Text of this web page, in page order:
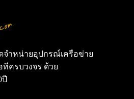
ดจำหน่ายอุปกรณ์เครือข่าย
ครบวงจร ด้วย